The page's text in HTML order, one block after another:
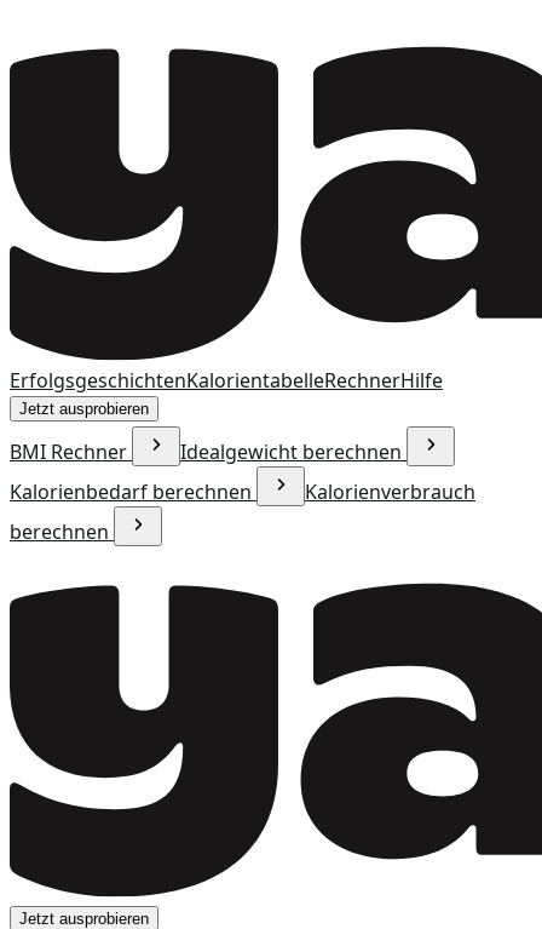
ErfolgsgeschichtenKalorientabelleRechnerHilfe
Jetzt ausprobieren
BMI Rechner
Idealgewicht berechnen
Kalorienbedarf berechnen
Kalorienverbrauch
berechnen
Jetzt ausprobieren